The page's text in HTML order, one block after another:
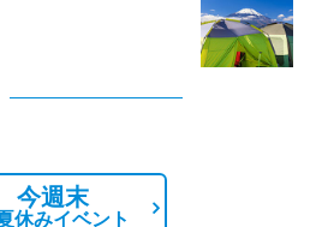
今週末
休みイベント